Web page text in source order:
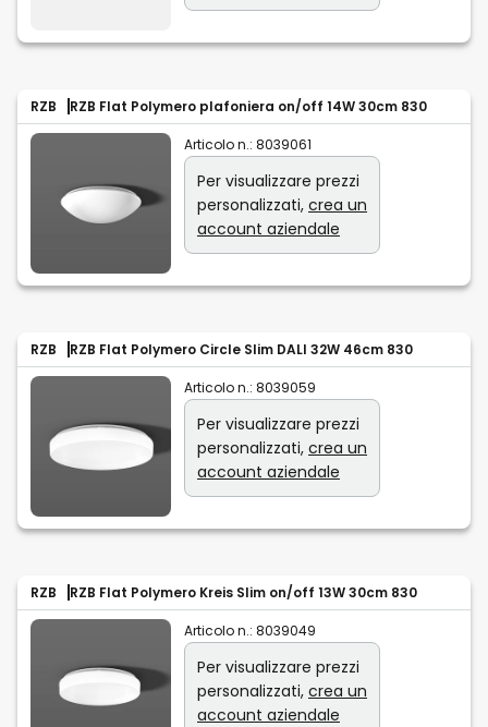
RZB RZB Flat Polymero plafoniera on/off 14W 30cm 830
Articolo n.: 8039061
Per visualizzare prezzi
personalizzati, crea un
account aziendale
RZB RZB Flat Polymero Circle Slim DALI 32W 46cm 830
Articolo n.: 8039059
Per visualizzare prezzi
personalizzati, crea un
account aziendale
RZB RZB Flat Polymero Kreis Slim on/off 13W 30cm 830
Articolo n.: 8039049
Per visualizzare prezzi
personalizzati, crea un
account aziendale